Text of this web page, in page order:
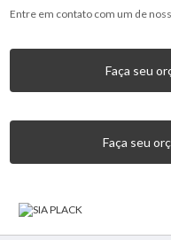
Entre em contato com um de
Faça seu
Faça seu